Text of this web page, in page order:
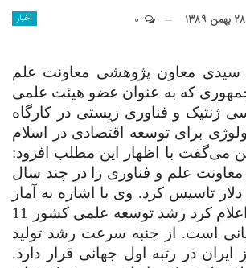
اخبار ۲۸ بهمن ۱۳۸۹
سیدی معاون پژوهشی معاونت علم
که به عنوان عضو هیئت علمی
ژنتیک و فناوری زیستی در کارگاه
برای توسعه اقتصادی در اسلام
می‌گفت با اظهار این مطلب افزود:
معاونت علم و فناوری را در چند سال
تاسیس کرد. وی با اشاره به آمار
مقالات منتشره اعلام کرد رشد توسعه علمی کشور 11
است. از جنبه سرعت رشد تولید
ایران در رتبه اول جهانی قرار دارد.